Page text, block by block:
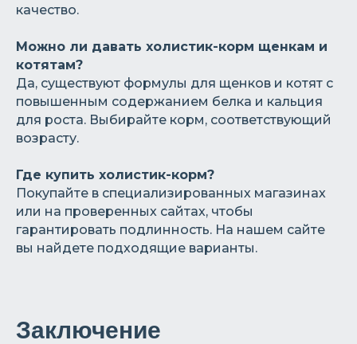
качество.
Можно ли давать холистик-корм щенкам и
котятам?
Да, существуют формулы для щенков и котят с
повышенным содержанием белка и кальция
для роста. Выбирайте корм, соответствующий
возрасту.
Где купить холистик-корм?
Покупайте в специализированных магазинах
или на проверенных сайтах, чтобы
гарантировать подлинность. На нашем сайте
вы найдете подходящие варианты.
Заключение